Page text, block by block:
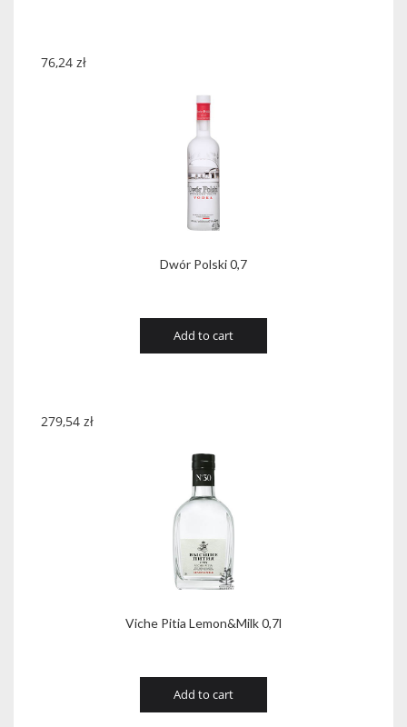
Dwór Polski 0,7
76,24 zł
Add to cart
Viche Pitia Lemon&Milk 0,7l
279,54 zł
Add to cart